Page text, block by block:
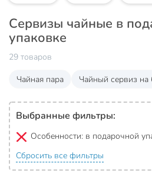
Сервизы чайные в
упаковке
29 товаров
Чайная пара
Чайный сервиз на
Выбранные фильтры:
Особенности: в подарочной
Сбросить все фильтры